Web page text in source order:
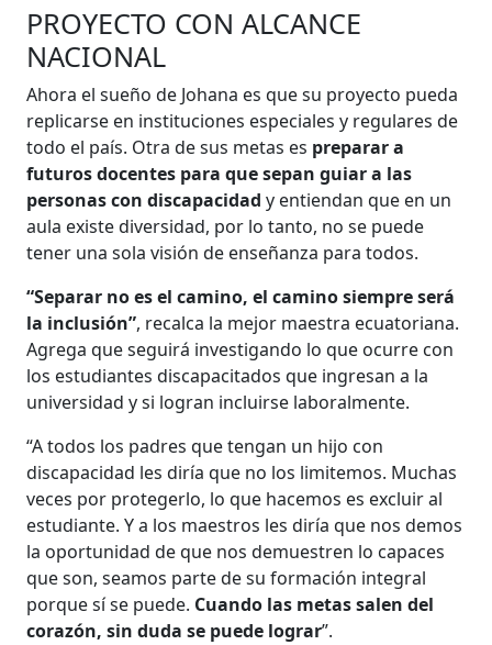
PROYECTO CON ALCANCE
NACIONAL
Ahora el sueño de Johana es que su proyecto pueda
replicarse en instituciones especiales y regulares de
todo el país. Otra de sus metas es preparar a
futuros docentes para que sepan guiar a las
personas con discapacidady entiendan que en un
aula existe diversidad, por lo tanto, no se puede
tener una sola visión de enseñanza para todos.
“Separar no es el camino, el camino siempre será
la inclusión”, recalca la mejor maestra ecuatoriana.
Agrega que seguirá investigando lo que ocurre con
los estudiantes discapacitados que ingresan a la
universidad y si logran incluirse laboralmente.
“A todos los padres que tengan un hijo con
discapacidad les diría que no los limitemos. Muchas
veces por protegerlo, lo que hacemos es excluir al
estudiante. Y a los maestros les diría que nos demos
la oportunidad de que nos demuestren lo capaces
que son, seamos parte de su formación integral
porque sí se puede. Cuando las metas salen del
corazón, sin duda se puede lograr”.